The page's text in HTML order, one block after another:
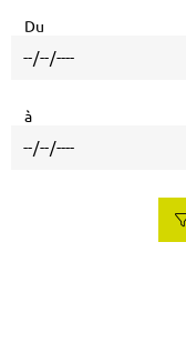
Du
à